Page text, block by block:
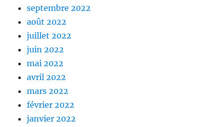
septembre 2022
août 2022
juillet 2022
juin 2022
mai 2022
avril 2022
mars 2022
février 2022
janvier 2022